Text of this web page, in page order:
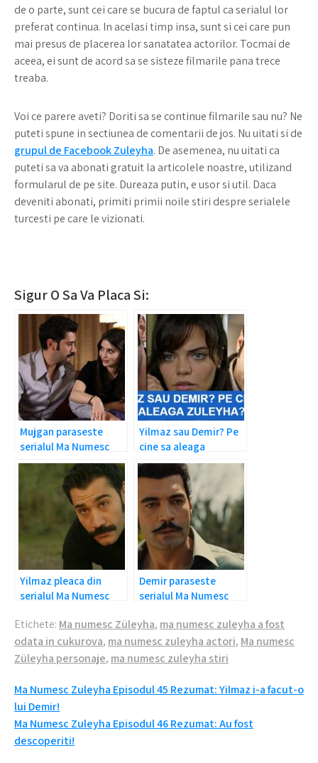
de o parte, sunt cei care se bucura de faptul ca serialul lor
preferat continua. In acelasi timp insa, sunt si cei care pun
mai presus de placerea lor sanatatea actorilor. Tocmai de
aceea, ei sunt de acord sa se sisteze filmarile pana trece
treaba.
Voi ce parere aveti? Doriti sa se continue filmarile sau nu? Ne
puteti spune in sectiunea de comentarii de jos. Nu uitati si de
grupul de Facebook Zuleyha. De asemenea, nu uitati ca
puteti sa va abonati gratuit la articolele noastre, utilizand
formularul de pe site. Dureaza putin, e usor si util. Daca
deveniti abonati, primiti primii noile stiri despre serialele
turcesti pe care le vizionati.
Sigur O Sa Va Placa Si:
Mujgan paraseste
serialul Ma Numesc
Zuleyha?
Yilmaz sau Demir? Pe
cine sa aleaga
Zuleyha?
Yilmaz pleaca din
serialul Ma Numesc
Demir paraseste
serialul Ma Numesc
Etichete: Ma numesc Züleyha, ma numesc zuleyha a fost
odata in cukurova, ma numesc zuleyha actori, Ma numesc
Züleyha personaje, ma numesc zuleyha stiri
Navigare
în
articole
Ma Numesc Zuleyha Episodul 45 Rezumat: Yilmaz i-a facut-o
lui Demir!
Ma Numesc Zuleyha Episodul 46 Rezumat: Au fost
descoperiti!